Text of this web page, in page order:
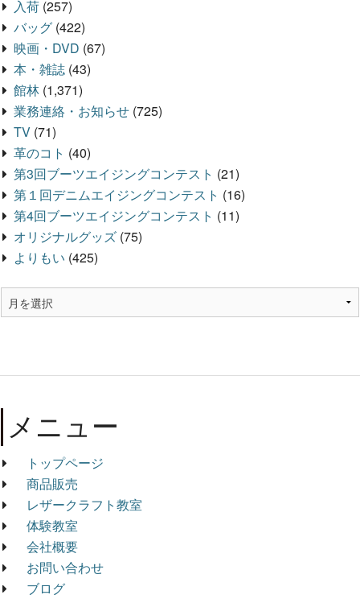
入荷 (257)
バッグ (422)
映画・DVD (67)
本・雑誌 (43)
館林 (1,371)
業務連絡・お知らせ (725)
TV (71)
革のコト (40)
第3回ブーツエイジングコンテスト (21)
第１回デニムエイジングコンテスト (16)
第4回ブーツエイジングコンテスト (11)
オリジナルグッズ (75)
よりもい (425)
メニュー
トップページ
商品販売
レザークラフト教室
体験教室
会社概要
お問い合わせ
ブログ